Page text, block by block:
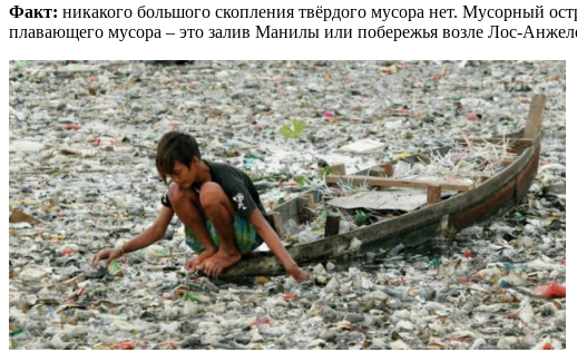
Факт: никакого большого скопления твёрдого мусора нет. Мусорный
плавающего мусора – это залив Манилы или побережья возле Лос-